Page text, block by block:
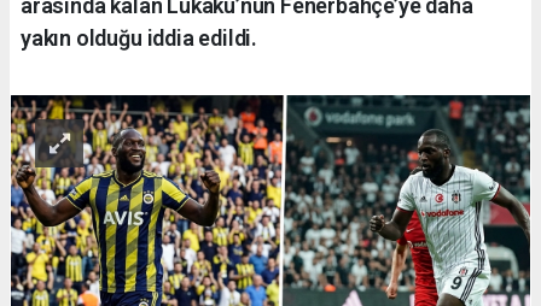
arasında kalan Lukaku’nun Fenerbahçe’ye daha
yakın olduğu iddia edildi.